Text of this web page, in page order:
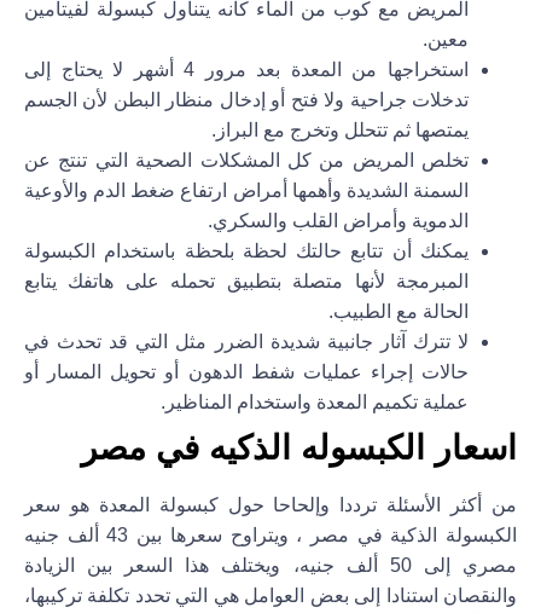
المريض مع كوب من الماء كأنه يتناول كبسولة لفيتامين
معين.
استخراجها من المعدة بعد مرور 4 أشهر لا يحتاج إلى
تدخلات جراحية ولا فتح أو إدخال منظار البطن لأن الجسم
يمتصها ثم تتحلل وتخرج مع البراز.
تخلص المريض من كل المشكلات الصحية التي تنتج عن
السمنة الشديدة وأهمها أمراض ارتفاع ضغط الدم والأوعية
الدموية وأمراض القلب والسكري.
يمكنك أن تتابع حالتك لحظة بلحظة باستخدام الكبسولة
المبرمجة لأنها متصلة بتطبيق تحمله على هاتفك يتابع
الحالة مع الطبيب.
لا تترك آثار جانبية شديدة الضرر مثل التي قد تحدث في
حالات إجراء عمليات شفط الدهون أو تحويل المسار أو
عملية تكميم المعدة واستخدام المناظير.
اسعار الكبسوله الذكيه في مصر
من أكثر الأسئلة ترددا وإلحاحا حول كبسولة المعدة هو سعر
الكبسولة الذكية في مصر ، ويتراوح سعرها بين 43 ألف جنيه
مصري إلى 50 ألف جنيه، ويختلف هذا السعر بين الزيادة
والنقصان استنادا إلى بعض العوامل هي التي تحدد تكلفة تركيبها،